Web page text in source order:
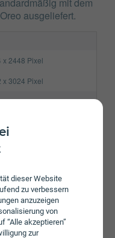
dieser Website
zu verbessern
anzuzeigen
von
“Alle akzeptieren”
zur
mit dem
ausgeliefert.
x 2448 Pixel
x 3024 Pixel
GB